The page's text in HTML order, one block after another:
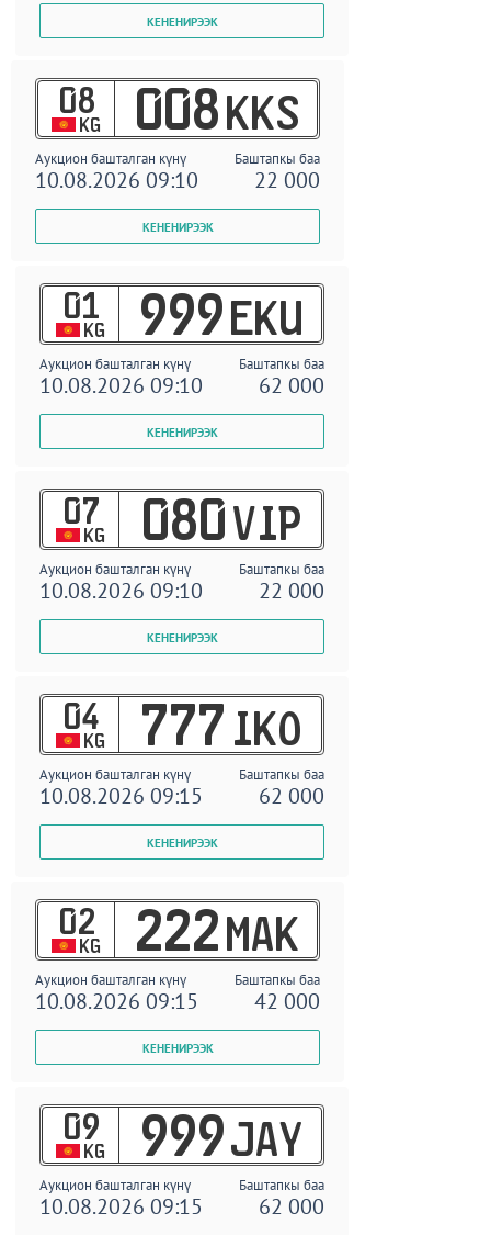
08
KG 008 KKS
Аукцион башталган күнү Баштапкы баа
10.08.2026 09:10 22 000
01
KG 999 EKU
Аукцион башталган күнү Баштапкы баа
10.08.2026 09:10 62 000
07
KG 080 VIP
Аукцион башталган күнү Баштапкы баа
10.08.2026 09:10 22 000
04
KG 777 IKO
Аукцион башталган күнү Баштапкы баа
10.08.2026 09:15 62 000
02
KG 222 MAK
Аукцион башталган күнү Баштапкы баа
10.08.2026 09:15 42 000
09
KG 999 JAY
Аукцион башталган күнү Баштапкы баа
10.08.2026 09:15 62 000